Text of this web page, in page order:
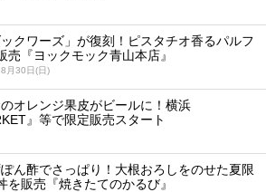
クワーズ」が復刻！ピスタチオ香るパルフ
売『ヨックモック青山本店』
月30日(日)
オレンジ果皮がビールに！横浜
』等で限定販売スタート
ん酢でさっぱり！大根おろしをのせた夏限
を販売『焼きたてのかるび』